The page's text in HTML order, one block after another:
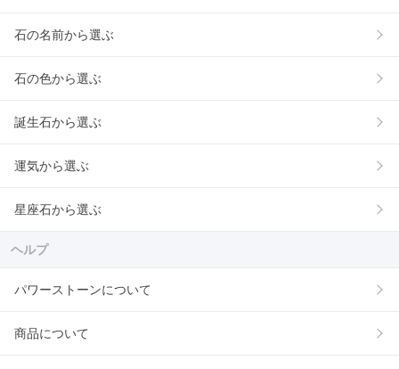
石の名前から選ぶ
石の色から選ぶ
誕生石から選ぶ
運気から選ぶ
星座石から選ぶ
ヘルプ
パワーストーンについて
商品について